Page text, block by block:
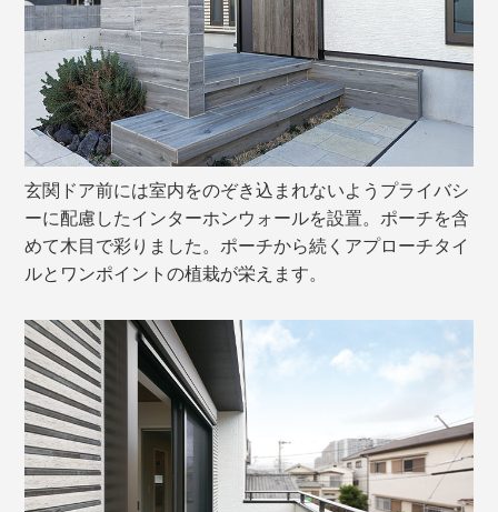
玄関ドア前には室内をのぞき込まれないようプライバシ
ーに配慮したインターホンウォールを設置。ポーチを含
めて木目で彩りました。ポーチから続くアプローチタイ
ルとワンポイントの植栽が栄えます。